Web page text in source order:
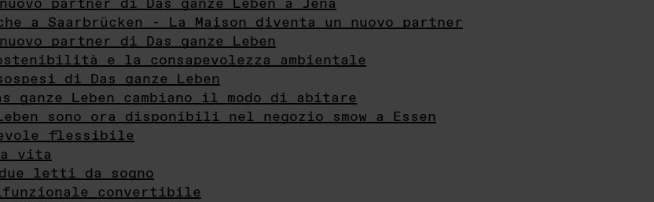
a Saarbrücken - La Maison diventa un nuovo partner
partner di Das ganze Leben
e la consapevolezza ambientale
di Das ganze Leben
ganze Leben cambiano il modo di abitare
sono ora disponibili nel negozio smow a Essen
flessibile
vita
due letti da sogno
convertibile